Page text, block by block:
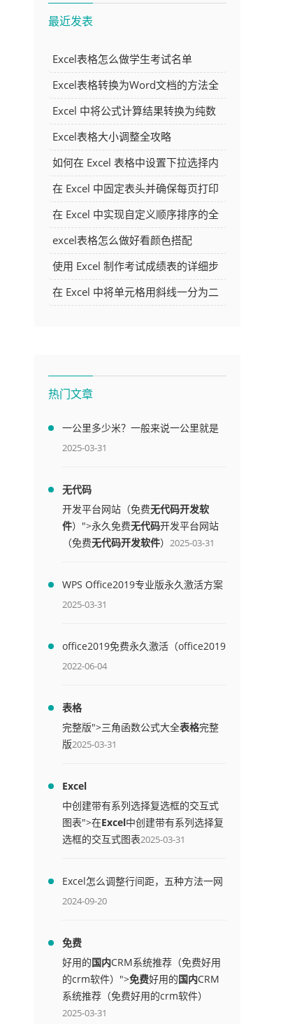
最近发表
Excel表格怎么做学生考试名单
Excel表格转换为Word文档的方法全
解析
Excel 中将公式计算结果转换为纯数
字的多种方法
Excel表格大小调整全攻略
如何在 Excel 表格中设置下拉选择内
容
在 Excel 中固定表头并确保每页打印
时都显示表头的方法详解
在 Excel 中实现自定义顺序排序的全
面指南
excel表格怎么做好看颜色搭配
使用 Excel 制作考试成绩表的详细步
骤及技巧
在 Excel 中将单元格用斜线一分为二
热门文章
一公里多少米？一般来说一公里就是
1000米
2025-03-31
无代码
开发平台网站（免费无代码开发软
件）">永久免费无代码开发平台网站
（免费无代码开发软件） 2025-03-31
WPS Office2019专业版永久激活方案
(附终身授权序列号)
2025-03-31
office2019免费永久激活（office2019
免费永久激活码）
2022-06-04
表格
完整版">三角函数公式大全表格完整
版2025-03-31
Excel
中创建带有系列选择复选框的交互式
图表">在Excel中创建带有系列选择复
选框的交互式图表2025-03-31
Excel怎么调整行间距，五种方法一网
打尽
2024-09-20
免费
好用的国内CRM系统推荐（免费好用
的crm软件）">免费好用的国内CRM
系统推荐（免费好用的crm软件）
2025-03-31